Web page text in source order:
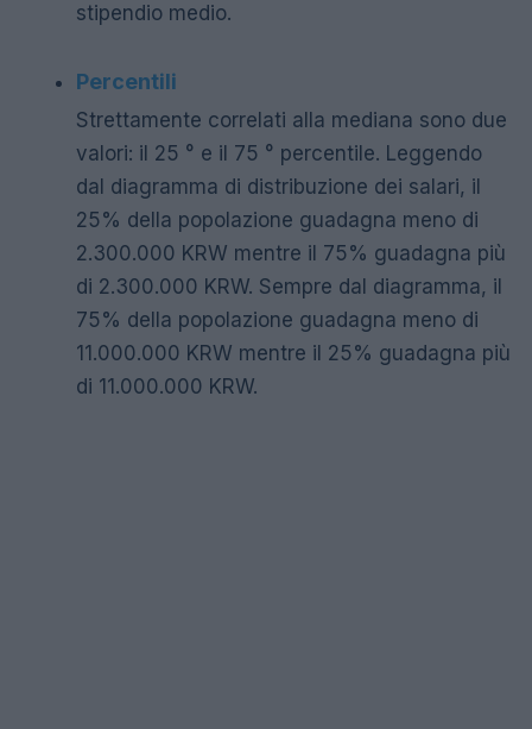
stipendio medio.
Percentili
Strettamente correlati alla mediana sono due
valori: il 25 ° e il 75 ° percentile. Leggendo
dal diagramma di distribuzione dei salari, il
25% della popolazione guadagna meno di
2.300.000 KRW mentre il 75% guadagna più
di 2.300.000 KRW. Sempre dal diagramma, il
75% della popolazione guadagna meno di
11.000.000 KRW mentre il 25% guadagna più
di 11.000.000 KRW.